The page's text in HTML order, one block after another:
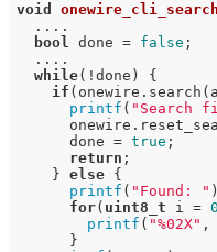
void onewire_cli_search
  ....
bool done = false ;
  ....
while(!done) {
if
printf ( "Search
      done =
true ;
return ;
    }
else {
printf ( "Found: "
for( uint8_t i = 0
printf ( "%02X" ,
      }